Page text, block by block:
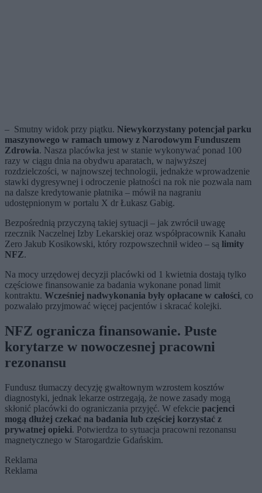
– Smutny widok przy piątku. Niewykorzystany potencjał parku
maszynowego w ramach umowy z Narodowym Funduszem
Zdrowia. Nasza placówka jest w stanie wykonywać ponad 100
razy w ciągu dnia na obydwu aparatach, w najwyższej
rozdzielczości, w najnowszej technologii, jednakże wprowadzenie
stawki dygresywnej i odroczenie płatności na rok nie pozwala nam
na dalsze kredytowanie płatnika – mówił na nagraniu
udostępnionym w portalu X dr Łukasz Gabig.
Bezpośrednią przyczyną takiej sytuacji – jak zwrócił uwagę
rzecznik Naczelnej Izby Lekarskiej oraz współpracownik Kanału
Zero Jakub Kosikowski, który rozpowszechnił wideo – są limity
NFZ.
Na mocy urzędowej decyzji placówki od 1 kwietnia dostają tylko
częściowe finansowanie za badania wykonane ponad limit
kontraktu. Wcześniej nadwykonania były opłacane w całości, co
pozwalało przyjmować więcej pacjentów i skracać kolejki.
NFZ ogranicza finansowanie. Puste
korytarze w nowoczesnej pracowni
rezonansu
Fundusz tłumaczy decyzję gwałtownym wzrostem kosztów
diagnostyki, jednak lekarze ostrzegają, że nowe zasady mogą
skłonić placówki do ograniczania przyjęć. W efekcie pacjenci
mogą dłużej czekać na badania lub częściej korzystać z
prywatnej opieki. Potwierdza to sytuacja pracowni rezonansu
magnetycznego w Starogardzie Gdańskim.
Reklama
Reklama